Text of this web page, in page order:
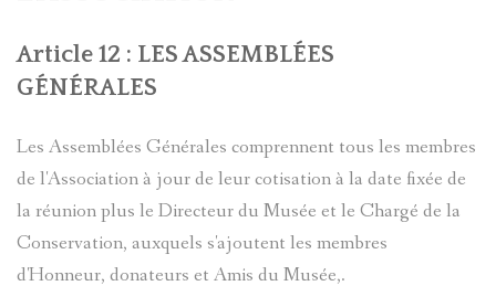
Article 12 : LES ASSEMBLÉES
GÉNÉRALES
Les Assemblées Générales comprennent tous les membres
de l'Association à jour de leur cotisation à la date fixée de
la réunion plus le Directeur du Musée et le Chargé de la
Conservation, auxquels s'ajoutent les membres
d'Honneur, donateurs et Amis du Musée,.